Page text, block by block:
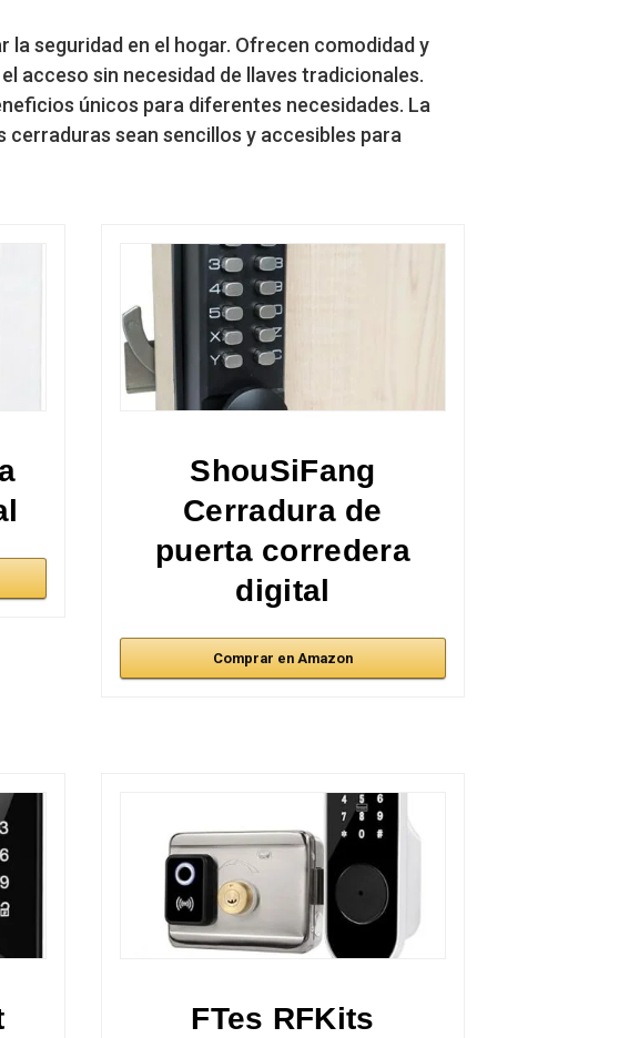
seguridad en el hogar. Ofrecen comodidad y
acceso sin necesidad de llaves tradicionales.
únicos para diferentes necesidades. La
sean sencillos y accesibles para
ShouSiFang
Cerradura de
puerta corredera
digital
Comprar en Amazon
FTes RFKits